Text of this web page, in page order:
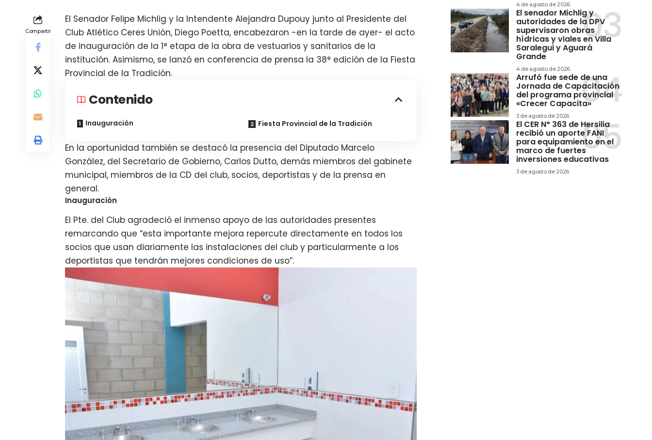
Compartir
El Senador Felipe Michlig y la Intendente Alejandra Dupouy junto al Presidente del
Club Atlético Ceres Unión, Diego Poetta, encabezaron -en la tarde de ayer- el acto
de inauguración de la 1° etapa de la obra de vestuarios y sanitarios de la
institución. Asimismo, se lanzó en conferencia de prensa la 38° edición de la Fiesta
Provincial de la Tradición.
Contenido
Inauguración Fiesta Provincial de la Tradición
En la oportunidad también se destacó la presencia del Diputado Marcelo
González, del Secretario de Gobierno, Carlos Dutto, demás miembros del gabinete
municipal, miembros de la CD del club, socios, deportistas y de la prensa en
general.
Inauguración
El Pte. del Club agradeció el inmenso apoyo de las autoridades presentes
remarcando que “esta importante mejora repercute directamente en todos los
socios que usan diariamente las instalaciones del club y particularmente a los
deportistas que tendrán mejores condiciones de uso”.
4 de agosto de 2026
El senador Michlig y
autoridades de la DPV
supervisaron obras
hídricas y viales en Villa
Saralegui y Aguará
Grande
4 de agosto de 2026
Arrufó fue sede de una
Jornada de Capacitación
del programa provincial
«Crecer Capacita»
3 de agosto de 2026
El CER N° 363 de Hersilia
recibió un aporte FANI
para equipamiento en el
marco de fuertes
inversiones educativas
3 de agosto de 2026